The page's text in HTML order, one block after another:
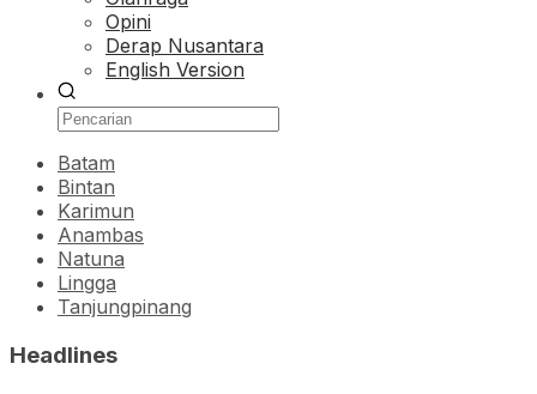
Opini
Derap Nusantara
English Version
Batam
Bintan
Karimun
Anambas
Natuna
Lingga
Tanjungpinang
Headlines